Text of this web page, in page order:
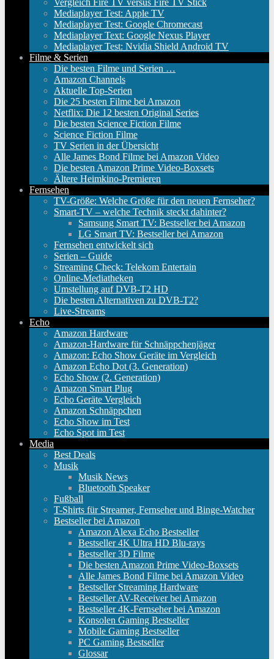
Vergleich Fire TV versus Fire TV Stick
Mediaplayer Test: Apple TV
Mediaplayer Test: Google Chromecast
Mediaplayer Text: Google Nexus Player
Mediaplayer Test: Nvidia Shield Android TV
Filme & Serien
Die besten Filme und Serien …
Amazon Channels
Aktuelle Top-Serien
Die 25 besten Filme bei Amazon
Netflix: Die 12 besten Original Series
Die besten Science Fiction Filme
Science Fiction Filme
TV Serien in der Übersicht
Alle James Bond Filme bei Amazon Video
Die besten Amazon Prime Video-Boxsets
Ältere Heimkino-Premieren
Fernsehen
TV-Größe: Welche Größe für den neuen Fernseher?
Smart-TV – welche Technik steckt dahinter?
Samsung Smart TV: Bestseller bei Amazon
LG Smart TV: Bestseller bei Amazon
Fernsehen entwickelt sich
Serien – Guide
Streaming Check: Telekom Entertain
Online-Mediatheken
Umstellung auf DVB-T2 HD
Die besten Alternativen zu DVB-T2?
Live-Streams
Echo
Amazon Hardware
Amazon-Hardware für Schnäppchenjäger
Amazon: Echo Show Geräte im Vergleich
Amazon Echo Dot (3. Generation)
Echo Show (2. Generation)
Amazon Smart Plug
Echo Geräte Vergleich
Amazon Schnäppchen
Echo Show im Test
Echo Spot im Test
Media
Best Deals
Musik
Musik News
Bluetooth Speaker
Fußball
T-Shirts für Streamer, Fernseher und Binge-Watcher
Bestseller bei Amazon
Amazon Alexa Echo Bestseller
Bestseller 4K Ultra HD Blu-rays
Bestseller 3D Filme
Die besten Amazon Prime Video-Boxsets
Alle James Bond Filme bei Amazon Video
Bestseller Streaming Hardware
Bestseller AV-Receiver bei Amazon
Bestseller 4K-Fernseher bei Amazon
Konsolen Gaming Bestseller
Mobile Gaming Bestseller
PC Gaming Bestseller
Glossar